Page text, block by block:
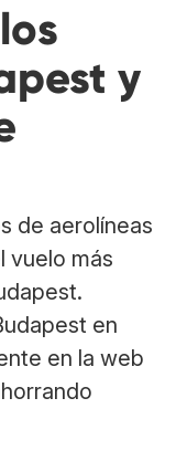
y
de aerolíneas
vuelo más
en
en la web